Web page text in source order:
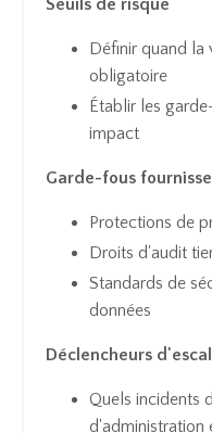
Définir quand la
obligatoire
Établir les
impact
Garde-fous
Protections de
Droits d'audit
Standards de
données
Déclencheurs
Quels incidents
d'administration